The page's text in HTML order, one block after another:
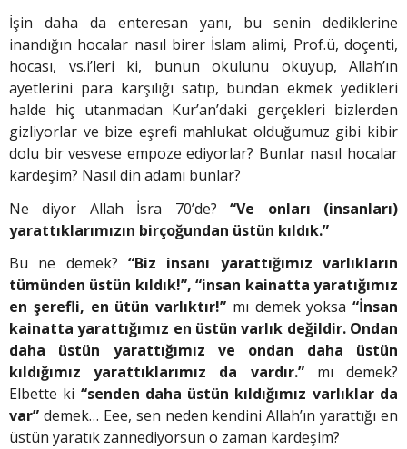
İşin daha da enteresan yanı, bu senin dediklerine
inandığın hocalar nasıl birer İslam alimi, Prof.ü, doçenti,
hocası, vs.i’leri ki, bunun okulunu okuyup, Allah’ın
ayetlerini para karşılığı satıp, bundan ekmek yedikleri
halde hiç utanmadan Kur’an’daki gerçekleri bizlerden
gizliyorlar ve bize eşrefi mahlukat olduğumuz gibi kibir
dolu bir vesvese empoze ediyorlar? Bunlar nasıl hocalar
kardeşim? Nasıl din adamı bunlar?
Ne diyor Allah İsra 70’de?“Ve onları (insanları)
yarattıklarımızın birçoğundan üstün kıldık.”
Bu ne demek? “Biz insanı yarattığımız varlıkların
tümünden üstün kıldık!”, “insan kainatta yaratığımız
en şerefli, en ütün varlıktır!” mı demek yoksa “İnsan
kainatta yarattığımız en üstün varlık değildir. Ondan
daha üstün yarattığımız ve ondan daha üstün
kıldığımız yarattıklarımız da vardır.”mı demek?
Elbette ki “senden daha üstün kıldığımız varlıklar da
var” demek… Eee, sen neden kendini Allah’ın yarattığı en
üstün yaratık zannediyorsun o zaman kardeşim?